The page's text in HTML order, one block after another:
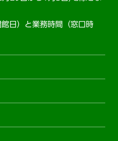
日）と業務時間（窓口時